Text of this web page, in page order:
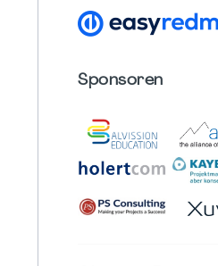
Sponsoren